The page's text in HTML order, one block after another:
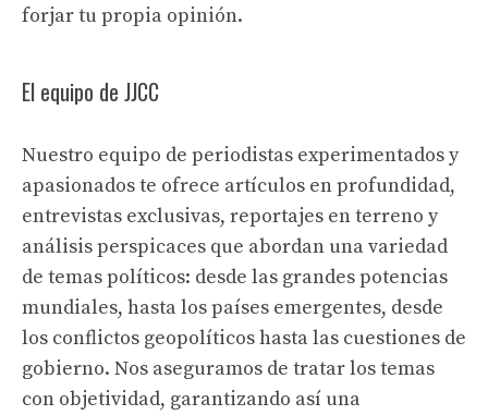
forjar tu propia opinión.
El equipo de JJCC
Nuestro equipo de periodistas experimentados y
apasionados te ofrece artículos en profundidad,
entrevistas exclusivas, reportajes en terreno y
análisis perspicaces que abordan una variedad
de temas políticos: desde las grandes potencias
mundiales, hasta los países emergentes, desde
los conflictos geopolíticos hasta las cuestiones de
gobierno. Nos aseguramos de tratar los temas
con objetividad, garantizando así una